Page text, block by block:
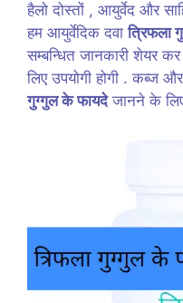
हैलो दोस्तों , आयुर्वेद और
हम आयुर्वेदिक दवात्रिफला
सम्बन्धित जानकारी शेयर
लिए उपयोगी होगी . कब्ज
गुग्गुल के फायदेजानने के